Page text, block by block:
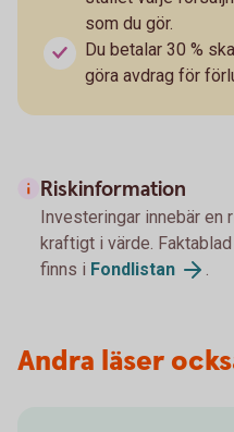
som du gör.
Du betalar 30 %
göra avdrag för
Riskinformation
Investeringar innebär en
kraftigt i värde.
finns i Fondlistan
Andra läser